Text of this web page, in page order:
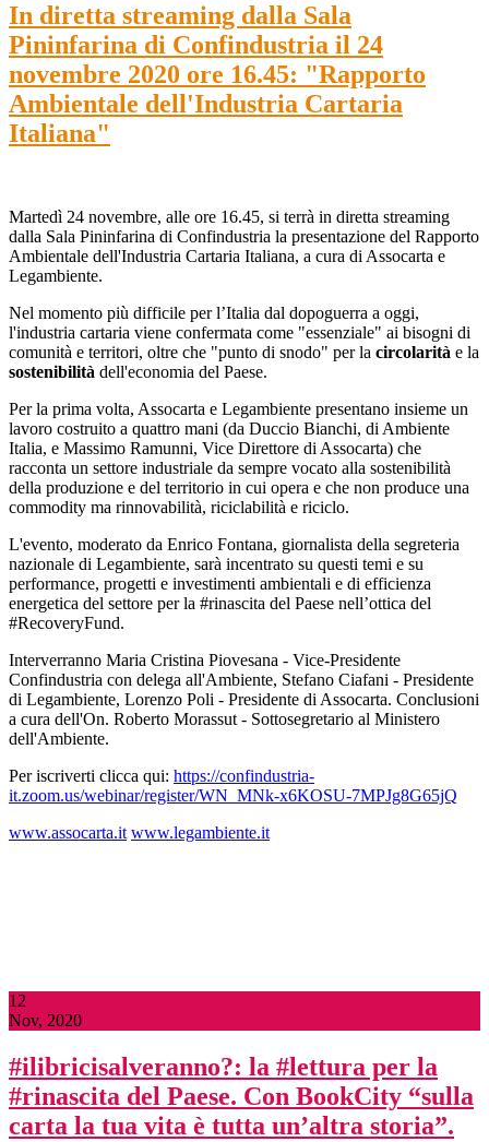
In diretta streaming dalla Sala
Pininfarina di Confindustria il 24
novembre 2020 ore 16.45: "Rapporto
Ambientale dell'Industria Cartaria
Italiana"
Martedì 24 novembre, alle ore 16.45, si terrà in diretta streaming
dalla Sala Pininfarina di Confindustria la presentazione del Rapporto
Ambientale dell'Industria Cartaria Italiana, a cura di Assocarta e
Legambiente.
Nel momento più difficile per l’Italia dal dopoguerra a oggi,
l'industria cartaria viene confermata come "essenziale" ai bisogni di
comunità e territori, oltre che "punto di snodo" per la circolarità e la
sostenibilità dell'economia del Paese.
Per la prima volta, Assocarta e Legambiente presentano insieme un
lavoro costruito a quattro mani (da Duccio Bianchi, di Ambiente
Italia, e Massimo Ramunni, Vice Direttore di Assocarta) che
racconta un settore industriale da sempre vocato alla sostenibilità
della produzione e del territorio in cui opera e che non produce una
commodity ma rinnovabilità, riciclabilità e riciclo.
L'evento, moderato da Enrico Fontana, giornalista della segreteria
nazionale di Legambiente, sarà incentrato su questi temi e su
performance, progetti e investimenti ambientali e di efficienza
energetica del settore per la #rinascita del Paese nell’ottica del
#RecoveryFund.
Interverranno Maria Cristina Piovesana - Vice-Presidente
Confindustria con delega all'Ambiente, Stefano Ciafani - Presidente
di Legambiente, Lorenzo Poli - Presidente di Assocarta. Conclusioni
a cura dell'On. Roberto Morassut - Sottosegretario al Ministero
dell'Ambiente.
Per iscriverti clicca qui: https://confindustria-
it.zoom.us/webinar/register/WN_MNk-x6KOSU-7MPJg8G65jQ
www.assocarta.it www.legambiente.it
12
Nov, 2020
#ilibricisalveranno?: la #lettura per la
#rinascita del Paese. Con BookCity “sulla
carta la tua vita è tutta un’altra storia”.